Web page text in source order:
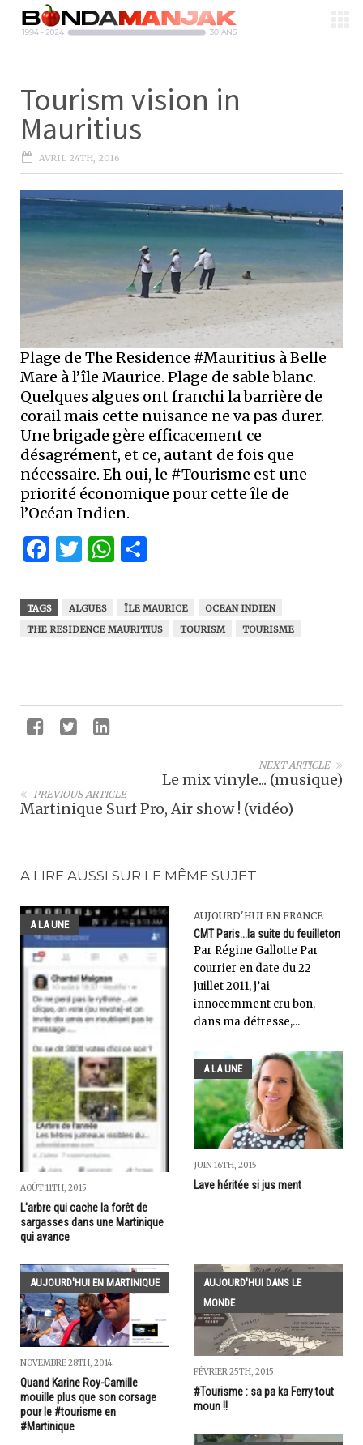
Tourism vision in
Mauritius
AVRIL 24TH, 2016
Plage de The Residence #Mauritius à Belle
Mare à l’île Maurice. Plage de sable blanc.
Quelques algues ont franchi la barrière de
corail mais cette nuisance ne va pas durer.
Une brigade gère efficacement ce
désagrément, et ce, autant de fois que
nécessaire. Eh oui, le #Tourisme est une
priorité économique pour cette île de
l’Océan Indien.
Facebook
Twitter
WhatsApp
TAGS ALGUES ÎLE MAURICE
OCEAN INDIEN
THE RESIDENCE MAURITIUS
TOURISM TOURISME
NEXT ARTICLE
Le mix vinyle... (musique)
PREVIOUS ARTICLE
Martinique Surf Pro, Air show ! (vidéo)
A LIRE AUSSI SUR LE MÊME SUJET
A LA UNE
AOÛT 11TH, 2015
L'arbre qui cache la forêt de
sargasses dans une Martinique
qui avance
AUJOURD'HUI EN FRANCE
CMT Paris...la suite du feuilleton
Par Régine Gallotte Par
courrier en date du 22
juillet 2011, j’ai
innocemment cru bon,
dans ma détresse,...
A LA UNE
JUIN 16TH, 2015
Lave héritée si jus ment
AUJOURD'HUI EN MARTINIQUE
NOVEMBRE 28TH, 2014
Quand Karine Roy-Camille
mouille plus que son corsage
pour le #tourisme en
#Martinique
AUJOURD'HUI DANS LE
MONDE
FÉVRIER 25TH, 2015
#Tourisme : sa pa ka Ferry tout
moun !!